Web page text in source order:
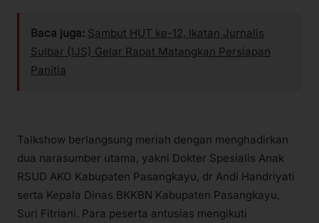
Baca juga: Sambut HUT ke-12, Ikatan Jurnalis
Sulbar (IJS) Gelar Rapat Matangkan Persiapan
Panitia
Talkshow berlangsung meriah dengan menghadirkan
dua narasumber utama, yakni Dokter Spesialis Anak
RSUD AKO Kabupaten Pasangkayu, dr Andi Handriyati
serta Kepala Dinas BKKBN Kabupaten Pasangkayu,
Suri Fitriani. Para peserta antusias mengikuti